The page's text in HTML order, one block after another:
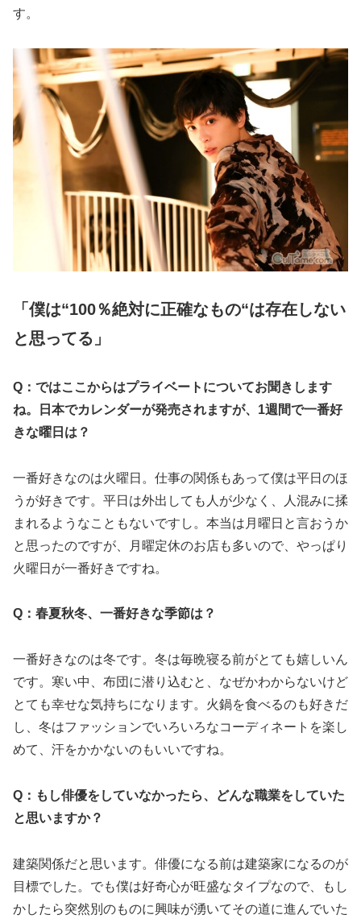
す。
「僕は“100％絶対に正確なもの“は存在しない
と思ってる」
Q：ではここからはプライベートについてお聞きします
ね。日本でカレンダーが発売されますが、1週間で一番好
きな曜日は？
一番好きなのは火曜日。仕事の関係もあって僕は平日のほ
うが好きです。平日は外出しても人が少なく、人混みに揉
まれるようなこともないですし。本当は月曜日と言おうか
と思ったのですが、月曜定休のお店も多いので、やっぱり
火曜日が一番好きですね。
Q：春夏秋冬、一番好きな季節は？
一番好きなのは冬です。冬は毎晩寝る前がとても嬉しいん
です。寒い中、布団に潜り込むと、なぜかわからないけど
とても幸せな気持ちになります。火鍋を食べるのも好きだ
し、冬はファッションでいろいろなコーディネートを楽し
めて、汗をかかないのもいいですね。
Q：もし俳優をしていなかったら、どんな職業をしていた
と思いますか？
建築関係だと思います。俳優になる前は建築家になるのが
目標でした。でも僕は好奇心が旺盛なタイプなので、もし
かしたら突然別のものに興味が湧いてその道に進んでいた